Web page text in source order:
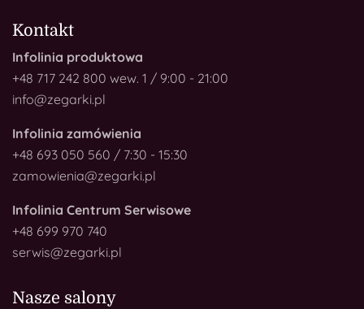
Kontakt
Infolinia produktowa
+48 717 242 800 wew. 1 / 9:00 - 21:00
info@zegarki.pl
Infolinia zamówienia
+48 693 050 560 / 7:30 - 15:30
zamowienia@zegarki.pl
Infolinia Centrum Serwisowe
+48 699 970 740
serwis@zegarki.pl
Nasze salony